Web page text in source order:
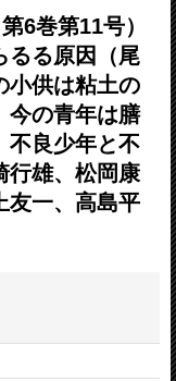
6巻第11号）
る原因（尾
供は粘土の
今の青年は膳
不良少年と不
雄、松岡康
友一、高島平